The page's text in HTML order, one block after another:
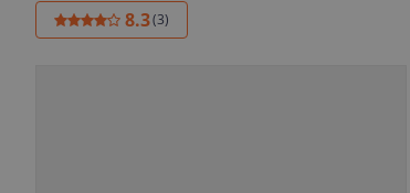
8.3(3)